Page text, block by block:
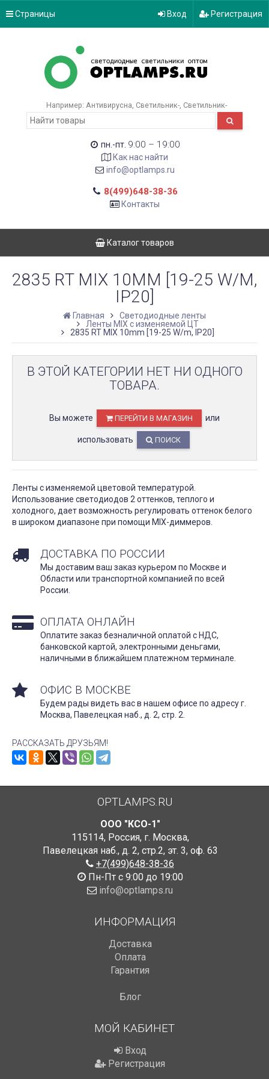
Страницы Вход Регистрация
Например: Антивирусна Светильник- Светильник-
пн.-пт. 9:00 – 19:00
Как нас найти
info@optlamps.ru
8(499)648-38-36
Контакты
Каталог товаров
2835 RT MIX 10MM [19-25 W/M,
IP20]
Главная
Светодиодные ленты
Ленты MIX с изменяемой ЦТ
2835 RT MIX 10mm [19-25 W/m, IP20]
В ЭТОЙ КАТЕГОРИИ НЕТ НИ ОДНОГО
ТОВАРА.
Вы можете ПЕРЕЙТИ В МАГАЗИН или
использовать ПОИСК
Ленты с изменяемой цветовой температурой.
Использование светодиодов 2 оттенков, теплого и
холодного, дает возможность регулировать оттенок белого
в широком диапазоне при помощи MIX-диммеров.
ДОСТАВКА ПО РОССИИ
Мы доставим ваш заказ курьером по Москве и
Области или транспортной компанией по всей
России.
ОПЛАТА ОНЛАЙН
Оплатите заказ безналичной оплатой с НДС,
банковской картой, электронными деньгами,
наличными в ближайшем платежном терминале.
ОФИС В МОСКВЕ
Будем рады видеть вас в нашем офисе по адресу г.
Москва, Павелецкая наб., д. 2, стр. 2.
РАССКАЗАТЬ ДРУЗЬЯМ!
OPTLAMPS.RU
ООО "КСО-1"
115114, Россия, г. Москва,
Павелецкая наб., д. 2, стр.2, эт. 3, оф. 63
+7(499)648-38-36
Пн-Пт с 9:00 до 19:00
info@optlamps.ru
ИНФОРМАЦИЯ
Доставка
Оплата
Гарантия
Блог
МОЙ КАБИНЕТ
Вход
Регистрация